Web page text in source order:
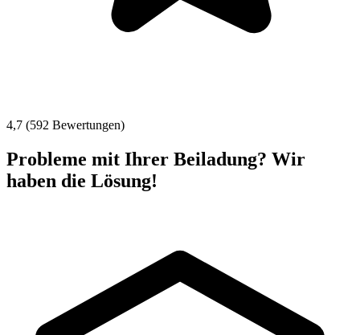
4,7 (592 Bewertungen)
Probleme mit Ihrer Beiladung? Wir
haben die Lösung!